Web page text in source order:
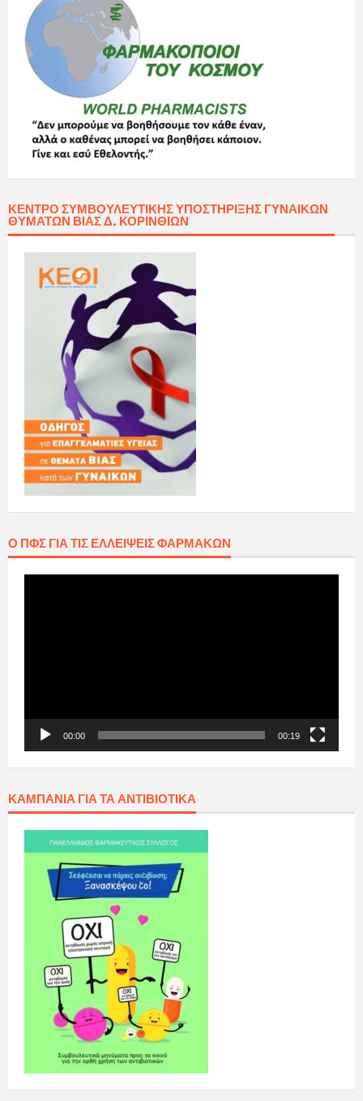
ΚΈΝΤΡΟ ΣΥΜΒΟΥΛΕΥΤΙΚΉΣ ΥΠΟΣΤΉΡΙΞΗΣ ΓΥΝΑΙΚΏΝ
ΘΥΜΆΤΩΝ ΒΊΑΣ Δ. ΚΟΡΙΝΘΊΩΝ
Ο ΠΦΣ ΓΙΑ ΤΙΣ ΕΛΛΕΊΨΕΙΣ ΦΑΡΜΆΚΩΝ
00:00 00:19
ΚΑΜΠΆΝΙΑ ΓΙΑ ΤΑ ΑΝΤΙΒΙΟΤΙΚΆ